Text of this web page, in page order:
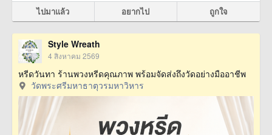
ไปมาแล้ว อยากไป ถูกใจ
Style Wreath
4 สิงหาคม 2569
หรีดวันทา ร้านพวงหรีดคุณภาพ พร้อมจัดส่งถึงวัดอย่างมืออาชีพ
วัดพระศรีมหาธาตุวรมหาวิหาร